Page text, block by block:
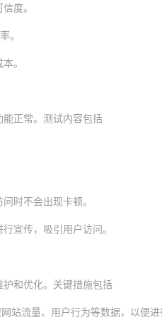
度。
。
。
正常。测试内容包括
时不会出现卡顿。
宣传，吸引用户访问。
和优化。关键措施包括
流量、用户行为等数据，以便进